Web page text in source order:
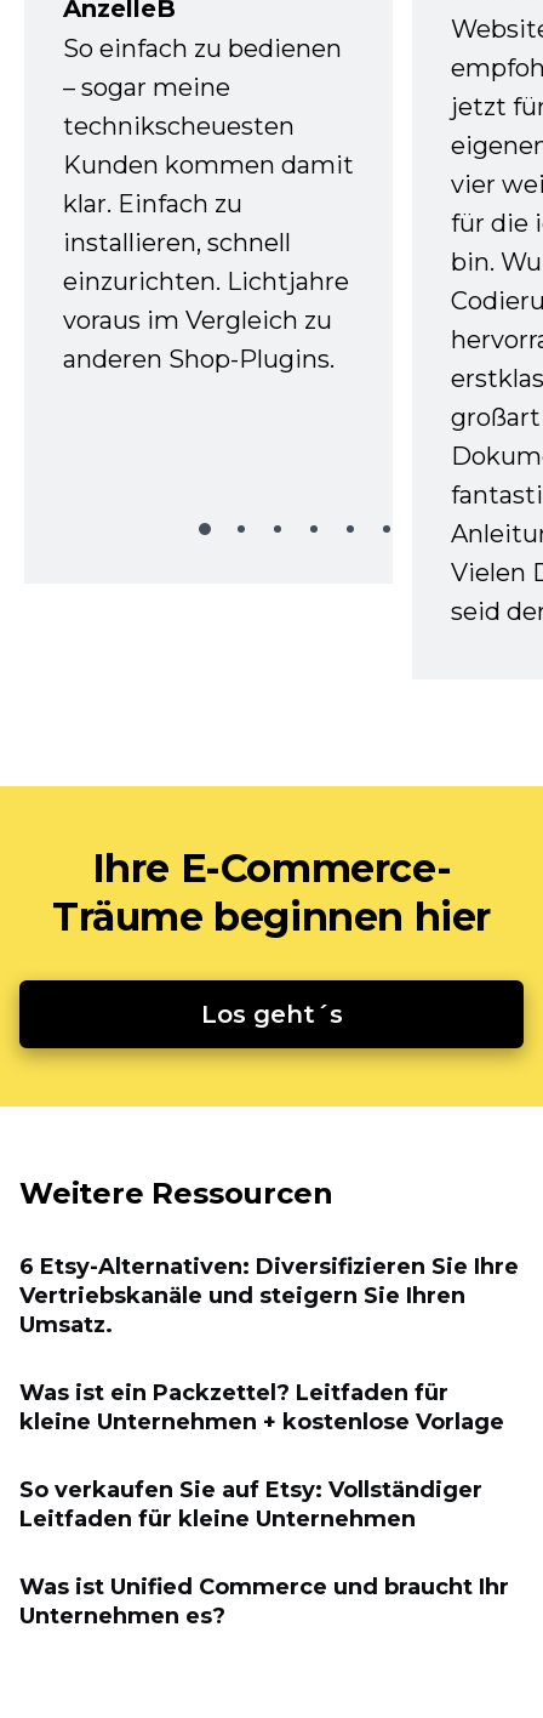
AnzelleB
So einfach zu bedienen
– sogar meine
technikscheuesten
Kunden kommen damit
klar. Einfach zu
installieren, schnell
einzurichten. Lichtjahre
voraus im Vergleich zu
anderen Shop-Plugins.
jetzt
vier
für die
bin.
Vielen
seid
Ihre E-Commerce-
Träume beginnen hier
Los geht´s
Weitere Ressourcen
6 Etsy-Alternativen: Diversifizieren Sie Ihre
Vertriebskanäle und steigern Sie Ihren
Umsatz.
Was ist ein Packzettel? Leitfaden für
kleine Unternehmen + kostenlose Vorlage
So verkaufen Sie auf Etsy: Vollständiger
Leitfaden für kleine Unternehmen
Was ist Unified Commerce und braucht Ihr
Unternehmen es?